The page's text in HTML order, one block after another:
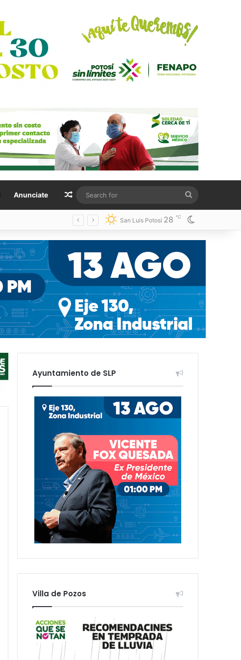
Anunciate Random Article
for
San Luis Potosí 28 ℃
Ayuntamiento de SLP
Villa de Pozos